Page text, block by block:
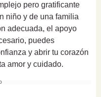
pero gratificante
niño y de una familia
adecuada, el apoyo
puedes
y abrir tu corazón
amor y cuidado.